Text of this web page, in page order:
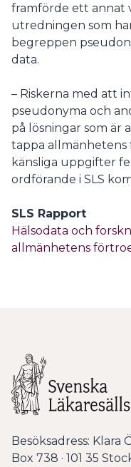
framförde ett annat
utredningen som
begreppen
data.
– Riskerna med att
pseudonyma och
på lösningar som är
tappa
känsliga uppgifter
ordförande i SLS
SLS Rapport
Hälsodata och
allmänhetens
Besöksadress: Klara
Box 738 · 101 35